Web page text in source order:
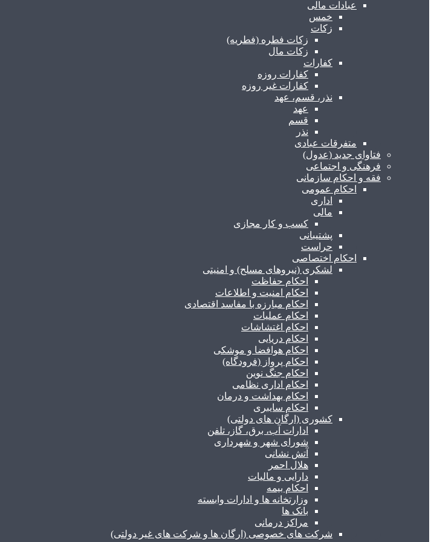
عبادات مالی
خمس
زکات
زکات فطره (فطریه)
زکات مال
کفارات
کفارات روزه
کفارات غیر روزه
نذر، قسم، عهد
عهد
قسم
نذر
متفرقات عبادی
فتاوای جدید (عدول)
فرهنگی و اجتماعی
فقه و احکام سازمانی
احکام عمومی
اداری
مالی
کسب و کار مجازی
پشتیبانی
حراست
احکام اختصاصی
لشکری (نیروهای مسلح) و امنیتی
احکام حفاظت
احکام امنیت و اطلاعات
احکام مبارزه با مفاسد اقتصادی
احکام عملیات
احکام اغتشاشات
احکام دریایی
احکام هوافضا و موشکی
احکام پرواز (فرودگاه)
احکام جنگ نوین
احکام اداری نظامی
احکام بهداشت و درمان
احکام سایبری
کشوری (ارگان های دولتی)
ادارات آب، برق، گاز، تلفن
شورای شهر و شهرداری
آتش نشانی
هلال احمر
دارایی و مالیات
احکام بیمه
وزارتخانه ها و ادارات وابسته
بانک ها
مراکز درمانی
شرکت های خصوصی (ارگان ها و شرکت های غیر دولتی)